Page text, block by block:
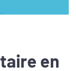
en